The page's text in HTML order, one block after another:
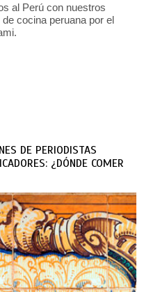
al Perú con nuestros
cocina peruana por el
DE PERIODISTAS
¿DÓNDE COMER